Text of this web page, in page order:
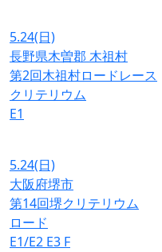
5.24(日)
長野県木曽郡 木祖村
第2回木祖村ロードレース
クリテリウム
E1
5.24(日)
大阪府堺市
第14回堺クリテリウム
ロード
E1/E2 E3 F